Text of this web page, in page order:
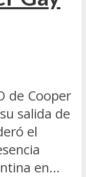
de Cooper
salida de
el
en...